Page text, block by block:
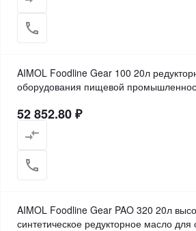
AIMOL Foodline Gear 100 20л
оборудования пищевой
52 852.80 ₽
AIMOL Foodline Gear PAO 320 20л
синтетическое редукторное масло для